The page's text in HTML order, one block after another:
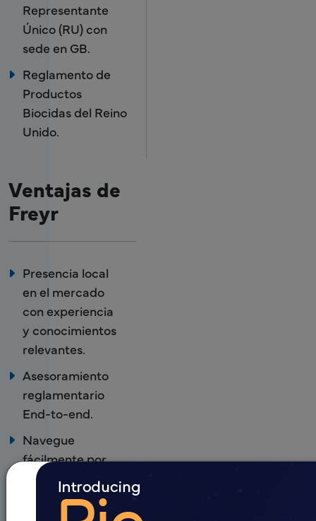
Representante
Único (RU) con
sede en GB.
Reglamento de
Productos
Biocidas del Reino
Unido.
Ventajas de
Freyr
Presencia local
en el mercado
con experiencia
y conocimientos
relevantes.
Asesoramiento
reglamentario
End-to-end.
Navegue
fácilmente por
las
complejidades